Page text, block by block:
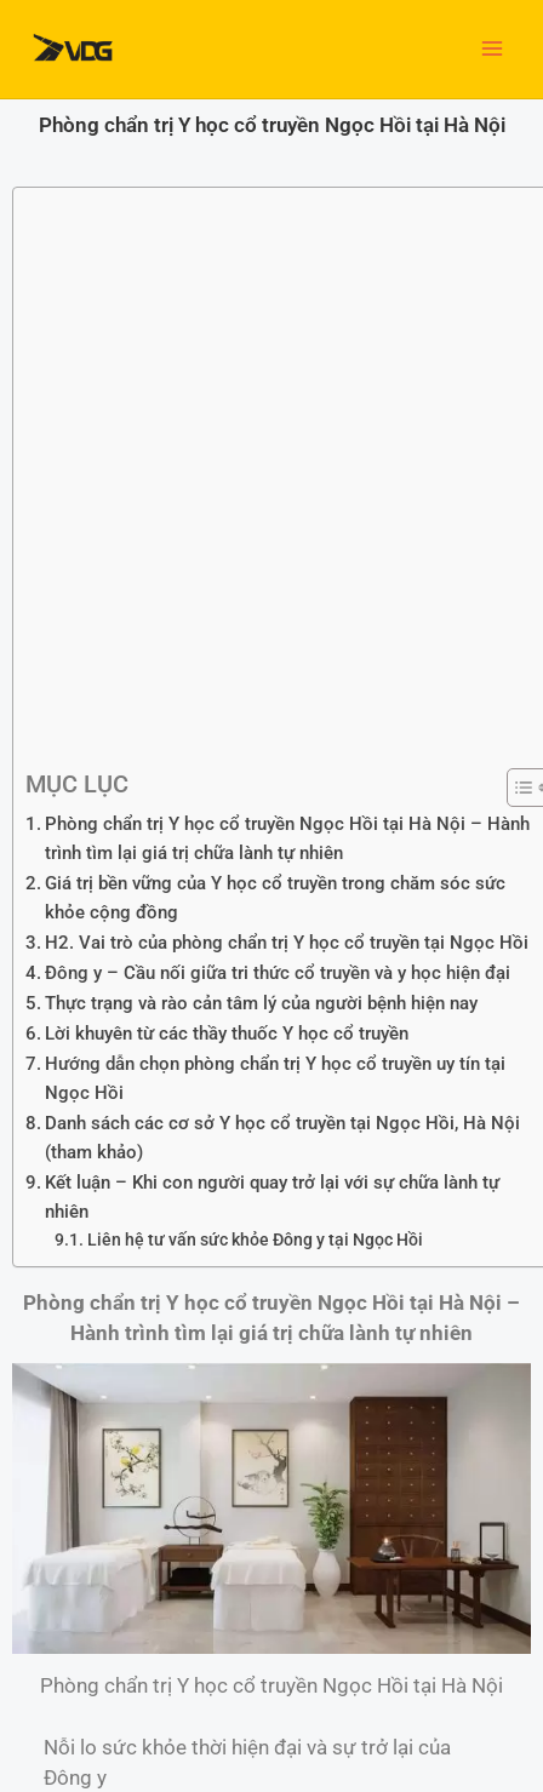
dung
Phòng chẩn trị Y học cổ truyền Ngọc Hồi tại Hà Nội
MỤC LỤC
Phòng chẩn trị Y học cổ truyền Ngọc Hồi tại Hà Nội – Hành
trình tìm lại giá trị chữa lành tự nhiên
Giá trị bền vững của Y học cổ truyền trong chăm sóc sức
khỏe cộng đồng
H2. Vai trò của phòng chẩn trị Y học cổ truyền tại Ngọc Hồi
Đông y – Cầu nối giữa tri thức cổ truyền và y học hiện đại
Thực trạng và rào cản tâm lý của người bệnh hiện nay
Lời khuyên từ các thầy thuốc Y học cổ truyền
Hướng dẫn chọn phòng chẩn trị Y học cổ truyền uy tín tại
Ngọc Hồi
Danh sách các cơ sở Y học cổ truyền tại Ngọc Hồi, Hà Nội
(tham khảo)
Kết luận – Khi con người quay trở lại với sự chữa lành tự
nhiên
Liên hệ tư vấn sức khỏe Đông y tại Ngọc Hồi
Phòng chẩn trị Y học cổ truyền Ngọc Hồi tại Hà Nội –
Hành trình tìm lại giá trị chữa lành tự nhiên
Phòng chẩn trị Y học cổ truyền Ngọc Hồi tại Hà Nội
Nỗi lo sức khỏe thời hiện đại và sự trở lại của
Đông y